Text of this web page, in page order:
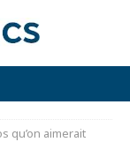
qu’on aimerait